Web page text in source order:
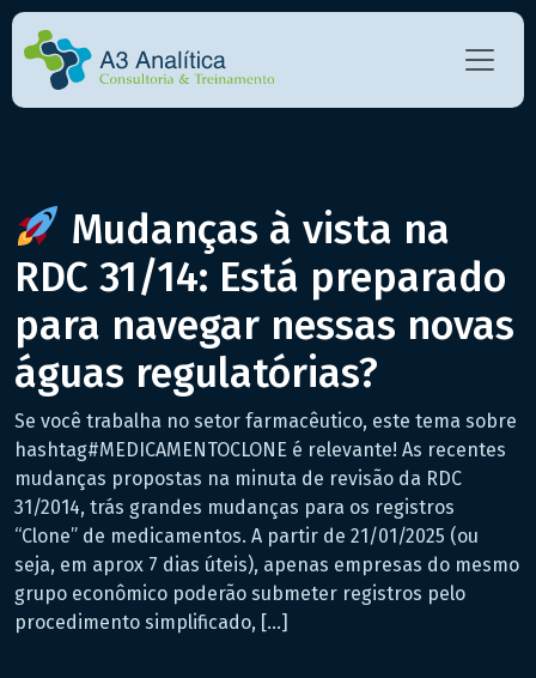
Mudanças à vista na
RDC 31/14: Está preparado
para navegar nessas novas
águas regulatórias?
Se você trabalha no setor farmacêutico, este tema sobre
hashtag#MEDICAMENTOCLONE é relevante! As recentes
mudanças propostas na minuta de revisão da RDC
31/2014, trás grandes mudanças para os registros
“Clone” de medicamentos. A partir de 21/01/2025 (ou
seja, em aprox 7 dias úteis), apenas empresas do mesmo
grupo econômico poderão submeter registros pelo
procedimento simplificado, […]